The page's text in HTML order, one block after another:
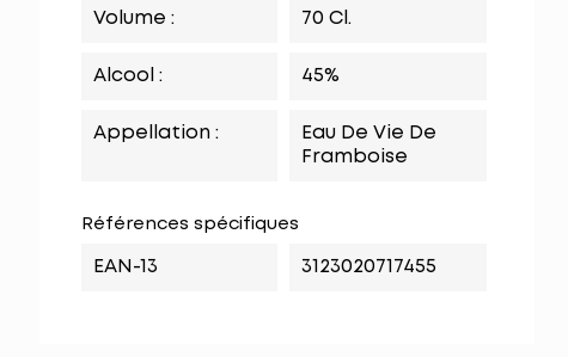
Volume : 70 Cl.
Alcool : 45%
Appellation :
Eau De Vie De
Framboise
Références spécifiques
EAN-13 3123020717455